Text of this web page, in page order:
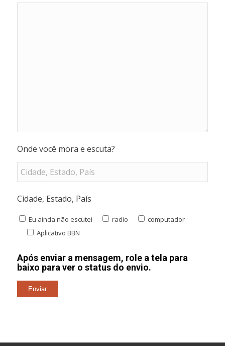
Onde você mora e escuta?
Cidade, Estado, País
Eu ainda não escutei radio
computador
Aplicativo BBN
Após enviar a mensagem, role a tela para
baixo para ver o status do envio.